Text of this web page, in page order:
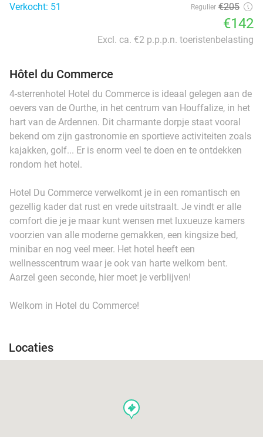
Verkocht: 51
Regulier €205
€142
Excl. ca. €2 p.p.p.n. toeristenbelasting
Hôtel du Commerce
4-sterrenhotel Hotel du Commerce is ideaal gelegen aan de
oevers van de Ourthe, in het centrum van Houffalize, in het
hart van de Ardennen. Dit charmante dorpje staat vooral
bekend om zijn gastronomie en sportieve activiteiten zoals
kajakken, golf... Er is enorm veel te doen en te ontdekken
rondom het hotel.
Hotel Du Commerce verwelkomt je in een romantisch en
gezellig kader dat rust en vrede uitstraalt. Je vindt er alle
comfort die je je maar kunt wensen met luxueuze kamers
voorzien van alle moderne gemakken, een kingsize bed,
minibar en nog veel meer. Het hotel heeft een
wellnesscentrum waar je ook van harte welkom bent.
Aarzel geen seconde, hier moet je verblijven!
Welkom in Hotel du Commerce!
Locaties
events